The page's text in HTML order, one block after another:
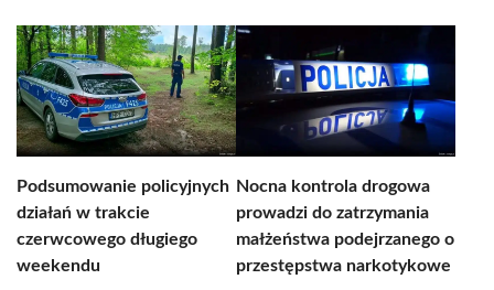
Podsumowanie policyjnych
działań w trakcie
czerwcowego długiego
weekendu
Nocna kontrola drogowa
prowadzi do zatrzymania
małżeństwa podejrzanego o
przestępstwa narkotykowe